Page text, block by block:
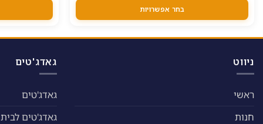
בחר אפשרויות
סוגים.
ניתן
האפשרויות
בעמוד
ניווט
ראשי
חנות
גאדג'טים
גאדג'טים
גאדג'טים לבית